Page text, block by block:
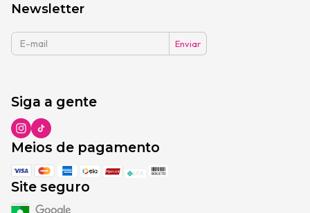
Newsletter
Siga a gente
Meios de pagamento
Site seguro